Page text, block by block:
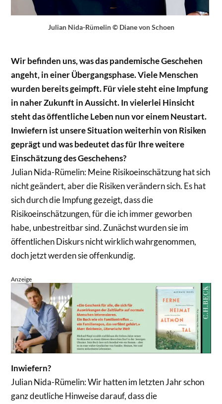
Julian Nida-Rümelin © Diane von Schoen
Wir befinden uns, was das pandemische Geschehen
angeht, in einer Übergangsphase. Viele Menschen
wurden bereits geimpft. Für viele steht eine Impfung
in naher Zukunft in Aussicht. In vielerlei Hinsicht
steht das öffentliche Leben nun vor einem Neustart.
Inwiefern ist unsere Situation weiterhin von Risiken
geprägt und was bedeutet das für Ihre weitere
Einschätzung des Geschehens?
Julian Nida-Rümelin: Meine Risikoeinschätzung hat sich
nicht geändert, aber die Risiken verändern sich. Es hat
sich durch die Impfung gezeigt, dass die
Risikoeinschätzungen, für die ich immer geworben
habe, unbestreitbar sind. Zunächst wurden sie im
öffentlichen Diskurs nicht wirklich wahrgenommen,
doch jetzt werden sie offenkundig.
Anzeige
Inwiefern?
Julian Nida-Rümelin: Wir hatten im letzten Jahr schon
ganz deutliche Hinweise darauf, dass die